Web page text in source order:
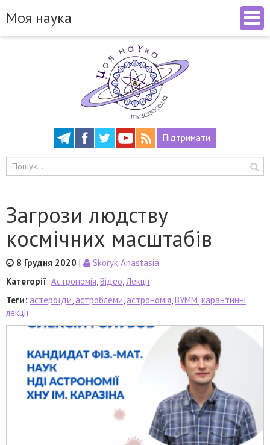
Підтримати
Моя наука
Загрози людству
космічних масштабів
8 Грудня 2020 |
Skoryk Anastasia
Категорії: Астрономія,Відео,Лекції
Теги: астероїди,астроблеми,астрономія,ВУММ,карантинні
лекції